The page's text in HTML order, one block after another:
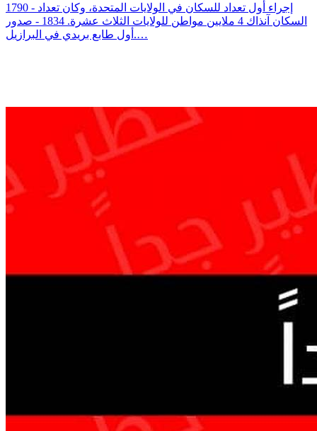
1790 - إجراء أول تعداد للسكان في الولايات المتحدة، وكان تعداد
السكان آنذاك 4 ملايين مواطن للولايات الثلاث عشرة. 1834 - صدور
أول طابع بريدي في البرازيل.…